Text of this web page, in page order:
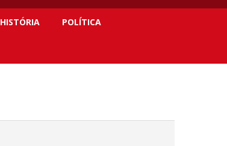
HISTÓRIA POLÍTICA